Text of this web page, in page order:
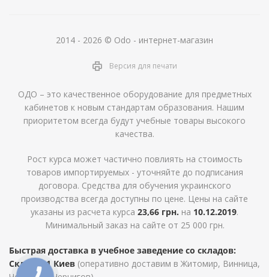
2014 - 2026 © Odo - интернет-магазин
Версия для печати
ОДО – это качественное оборудование для предметных
кабинетов к новым стандартам образования. Нашим
приоритетом всегда будут учебные товары высокого
качества.
Рост курса может частично повлиять на стоимость
товаров импортируемых - уточняйте до подписания
договора. Средства для обучения украинского
производства всегда доступны по цене. Цены на сайте
указаны из расчета курса 23,66 грн. на 10.12.2019.
Минимальный заказ на сайте от 25 000 грн.
Быстрая доставка в учебное заведение со складов:
Склад №1 Киев (оперативно доставим в Житомир, Винница,
КНОПКА